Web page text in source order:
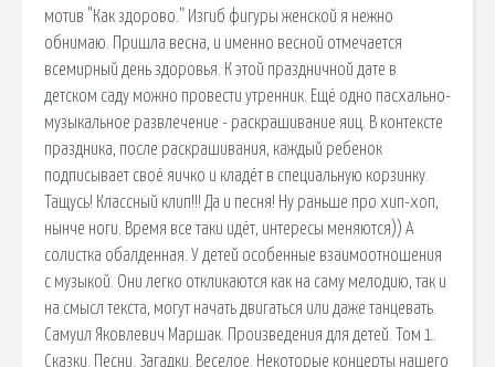
мотив "Как здорово.” Изгиб фигуры женской я нежно
обнимаю. Пришла весна, и именно весной отмечается
всемирный день здоровья. К этой праздничной дате в
детском саду можно провести утренник. Ещё одно пасхально-
музыкальное развлечение - раскрашивание яиц. В контексте
праздника, после раскрашивания, каждый ребенок
подписывает своё яичко и кладёт в специальную корзинку.
Тащусь! Классный клип!!! Да и песня! Ну раньше про хип-хоп,
нынче ноги. Время все таки идёт, интересы меняются)) А
солистка обалденная. У детей особенные взаимоотношения
с музыкой. Они легко откликаются как на саму мелодию, так и
на смысл текста, могут начать двигаться или даже танцевать.
Самуил Яковлевич Маршак. Произведения для детей. Том 1.
Сказки. Песни. Загадки. Веселое. Некоторые концерты нашего